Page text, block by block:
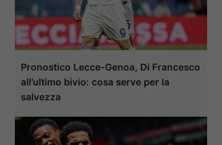
Pronostico Lecce-Genoa, Di Francesco
all’ultimo bivio: cosa serve per la
salvezza